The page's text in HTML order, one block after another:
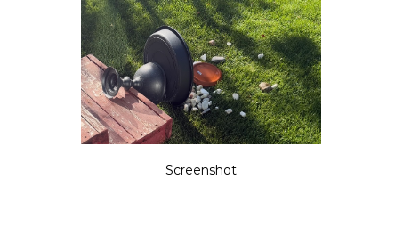
Screenshot